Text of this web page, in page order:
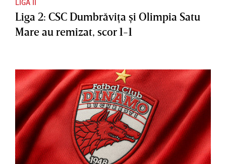
Liga 2: CSC Dumbrăviţa şi Olimpia Satu
Mare au remizat, scor 1-1